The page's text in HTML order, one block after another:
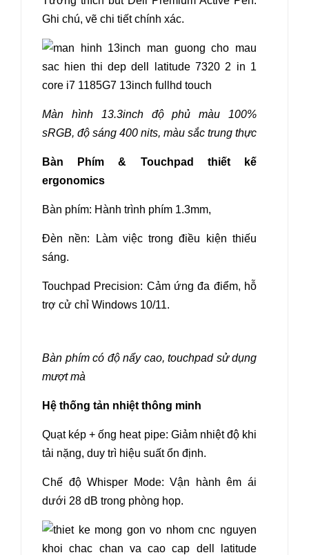
Ghi chú, vẽ chi tiết chính xác.
Màn hình 13.3inch độ phủ màu 100%
sRGB, độ sáng 400 nits, màu sắc trung thực
Bàn Phím & Touchpad thiết kế
ergonomics
Bàn phím: Hành trình phím 1.3mm,
Đèn nền: Làm việc trong điều kiện thiếu
sáng.
Touchpad Precision: Cảm ứng đa điểm, hỗ
trợ cử chỉ Windows 10/11.
Bàn phím có độ nẩy cao, touchpad sử dụng
mượt mà
Hệ thống tản nhiệt thông minh
Quạt kép + ống heat pipe: Giảm nhiệt độ khi
tải nặng, duy trì hiệu suất ổn định.
Chế độ Whisper Mode: Vận hành êm ái
dưới 28 dB trong phòng họp.